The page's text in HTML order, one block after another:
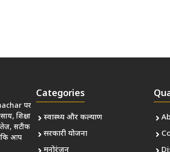
पर
शिक्षा
सटीक
आप
Categories
स्वास्थ्य और कल्याण
सरकारी योजना